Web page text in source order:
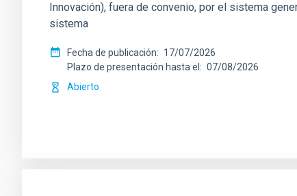
Innovación), fuera de convenio, por el sistema
sistema
Fecha de publicación
17/07/2026
Plazo de presentación hasta el
07/08/2026
Abierto